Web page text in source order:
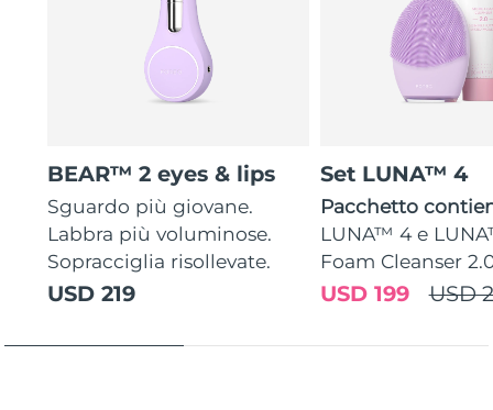
BEAR™ 2 eyes & lips
Sguardo più giovane.
Labbra più voluminose.
Sopracciglia risollevate.
USD 219
Set LUNA™ 4
Pacchetto
LUNA™ 4 e
Foam Cleanser
USD
USD 199